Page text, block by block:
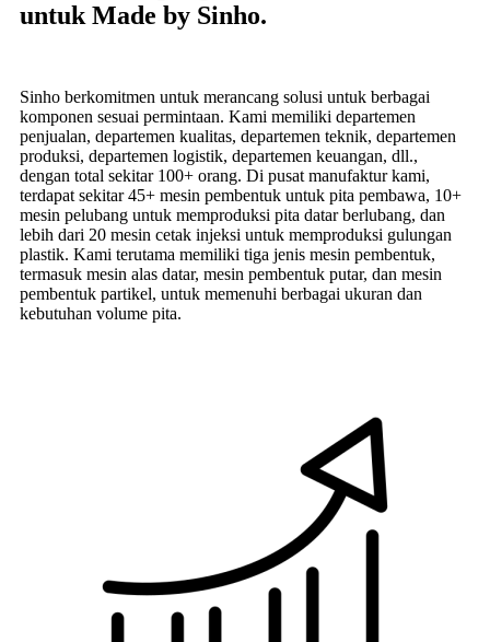
untuk Made by Sinho.
Sinho berkomitmen untuk merancang solusi untuk berbagai
komponen sesuai permintaan. Kami memiliki departemen
penjualan, departemen kualitas, departemen teknik, departemen
produksi, departemen logistik, departemen keuangan, dll.,
dengan total sekitar 100+ orang. Di pusat manufaktur kami,
terdapat sekitar 45+ mesin pembentuk untuk pita pembawa, 10+
mesin pelubang untuk memproduksi pita datar berlubang, dan
lebih dari 20 mesin cetak injeksi untuk memproduksi gulungan
plastik. Kami terutama memiliki tiga jenis mesin pembentuk,
termasuk mesin alas datar, mesin pembentuk putar, dan mesin
pembentuk partikel, untuk memenuhi berbagai ukuran dan
kebutuhan volume pita.